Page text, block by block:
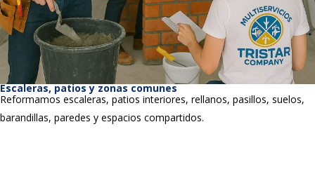
Escaleras, patios y zonas comunes
Reformamos escaleras, patios interiores, rellanos, pasillos, suelos,
barandillas, paredes y espacios compartidos.